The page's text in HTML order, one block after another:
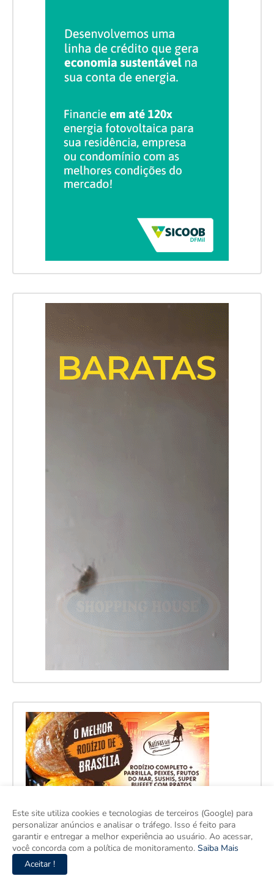
Este site utiliza cookies e tecnologias de terceiros (Google) para
personalizar anúncios e analisar o tráfego. Isso é feito para
garantir e entregar a melhor experiência ao usuário. Ao acessar,
você concorda com a política de monitoramento. Saiba Mais
Aceitar !